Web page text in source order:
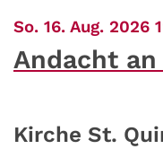
So. 16. Aug. 2026
Andacht
Kirche St.